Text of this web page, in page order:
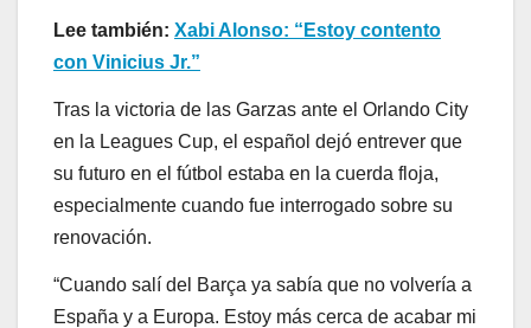
Lee también: Xabi Alonso: “Estoy contento
con Vinicius Jr.”
Tras la victoria de las Garzas ante el Orlando City
en la Leagues Cup, el español dejó entrever que
su futuro en el fútbol estaba en la cuerda floja,
especialmente cuando fue interrogado sobre su
renovación.
“Cuando salí del Barça ya sabía que no volvería a
España y a Europa. Estoy más cerca de acabar mi